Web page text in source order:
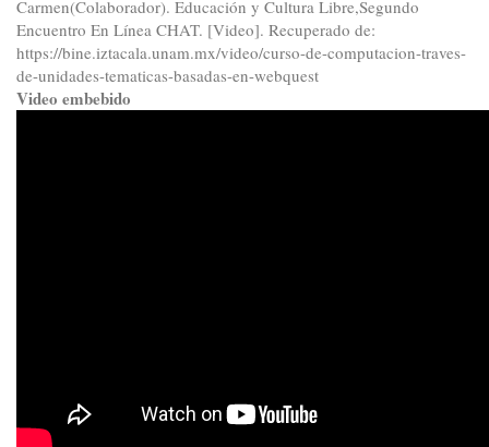
Carmen(Colaborador). Educación y Cultura Libre,Segundo
Encuentro En Línea CHAT. [Video]. Recuperado de:
https://bine.iztacala.unam.mx/video/curso-de-computacion-traves-
de-unidades-tematicas-basadas-en-webquest
Video embebido